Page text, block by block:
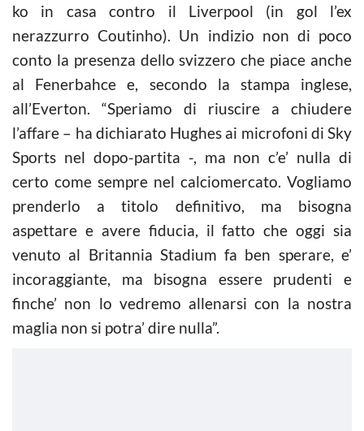
ko in casa contro il Liverpool (in gol l’ex
nerazzurro Coutinho). Un indizio non di poco
conto la presenza dello svizzero che piace anche
al Fenerbahce e, secondo la stampa inglese,
all’Everton. “Speriamo di riuscire a chiudere
l’affare – ha dichiarato Hughes ai microfoni di Sky
Sports nel dopo-partita -, ma non c’e’ nulla di
certo come sempre nel calciomercato. Vogliamo
prenderlo a titolo definitivo, ma bisogna
aspettare e avere fiducia, il fatto che oggi sia
venuto al Britannia Stadium fa ben sperare, e’
incoraggiante, ma bisogna essere prudenti e
finche’ non lo vedremo allenarsi con la nostra
maglia non si potra’ dire nulla”.